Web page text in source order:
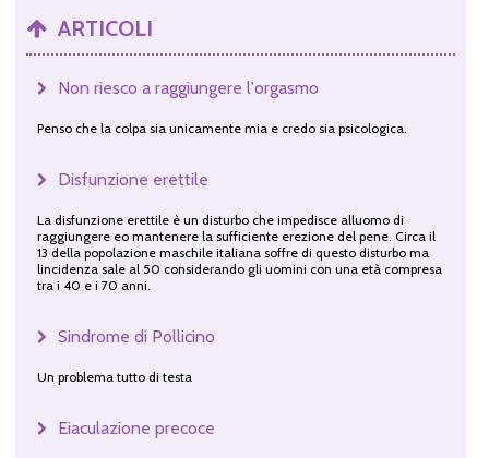
ARTICOLI
Non riesco a raggiungere l'orgasmo
Penso che la colpa sia unicamente mia e credo sia psicologica.
Disfunzione erettile
La disfunzione erettile è un disturbo che impedisce alluomo di
raggiungere eo mantenere la sufficiente erezione del pene. Circa il
13 della popolazione maschile italiana soffre di questo disturbo ma
lincidenza sale al 50 considerando gli uomini con una età compresa
tra i 40 e i 70 anni.
Sindrome di Pollicino
Un problema tutto di testa
Eiaculazione precoce